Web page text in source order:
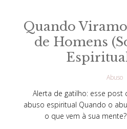
Quando
de Homens
Abuso
Alerta de gatilho: esse
abuso espiritual Quando o
o que vem à sua